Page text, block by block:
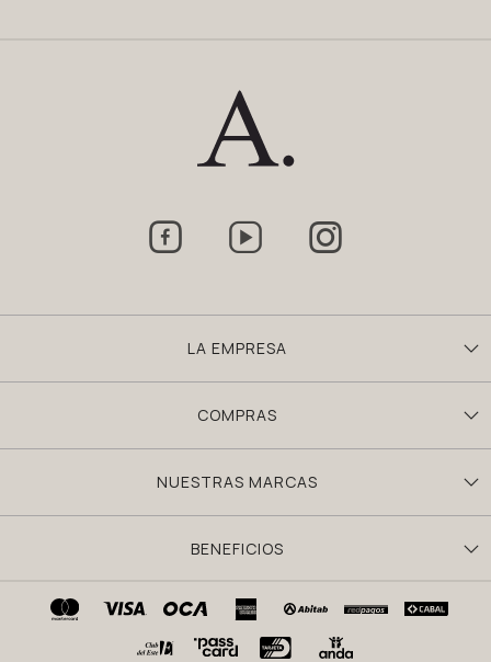
LA EMPRESA
COMPRAS
NUESTRAS MARCAS
BENEFICIOS
  